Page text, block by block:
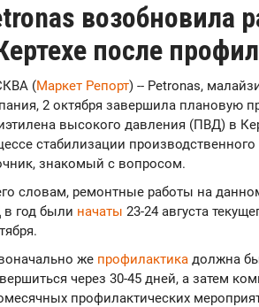
возобновила
после
(Маркет Репорт) -- Petronas,
2 октября завершила плановую
высокого давления (ПВД) в
стабилизации
знакомый с вопросом.
словам, ремонтные работы на
год были начаты 23-24 августа
же профилактика должна
через 30-45 дней, а затем
профилактических